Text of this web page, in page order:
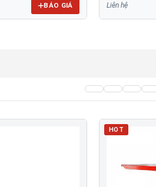
BÁO GIÁ Liên hệ
HOT